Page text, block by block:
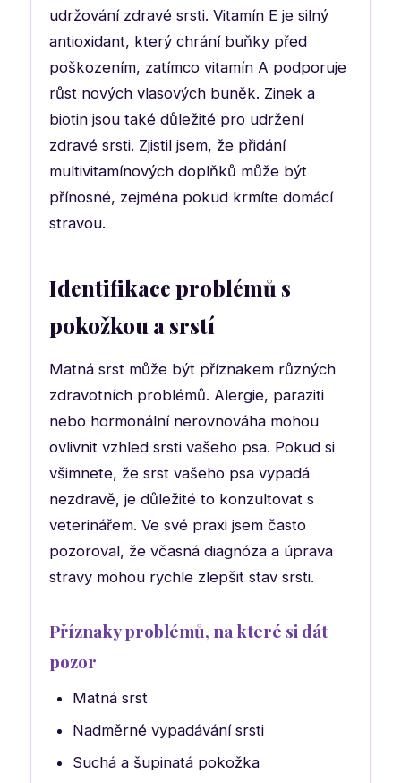
udržování zdravé srsti. Vitamín E je silný
antioxidant, který chrání buňky před
poškozením, zatímco vitamín A podporuje
růst nových vlasových buněk. Zinek a
biotin jsou také důležité pro udržení
zdravé srsti. Zjistil jsem, že přidání
multivitamínových doplňků může být
přínosné, zejména pokud krmíte domácí
stravou.
Identifikace problémů s
pokožkou a srstí
Matná srst může být příznakem různých
zdravotních problémů. Alergie, paraziti
nebo hormonální nerovnováha mohou
ovlivnit vzhled srsti vašeho psa. Pokud si
všimnete, že srst vašeho psa vypadá
nezdravě, je důležité to konzultovat s
veterinářem. Ve své praxi jsem často
pozoroval, že včasná diagnóza a úprava
stravy mohou rychle zlepšit stav srsti.
Příznaky problémů, na které si dát
pozor
Matná srst
Nadměrné vypadávání srsti
Suchá a šupinatá pokožka